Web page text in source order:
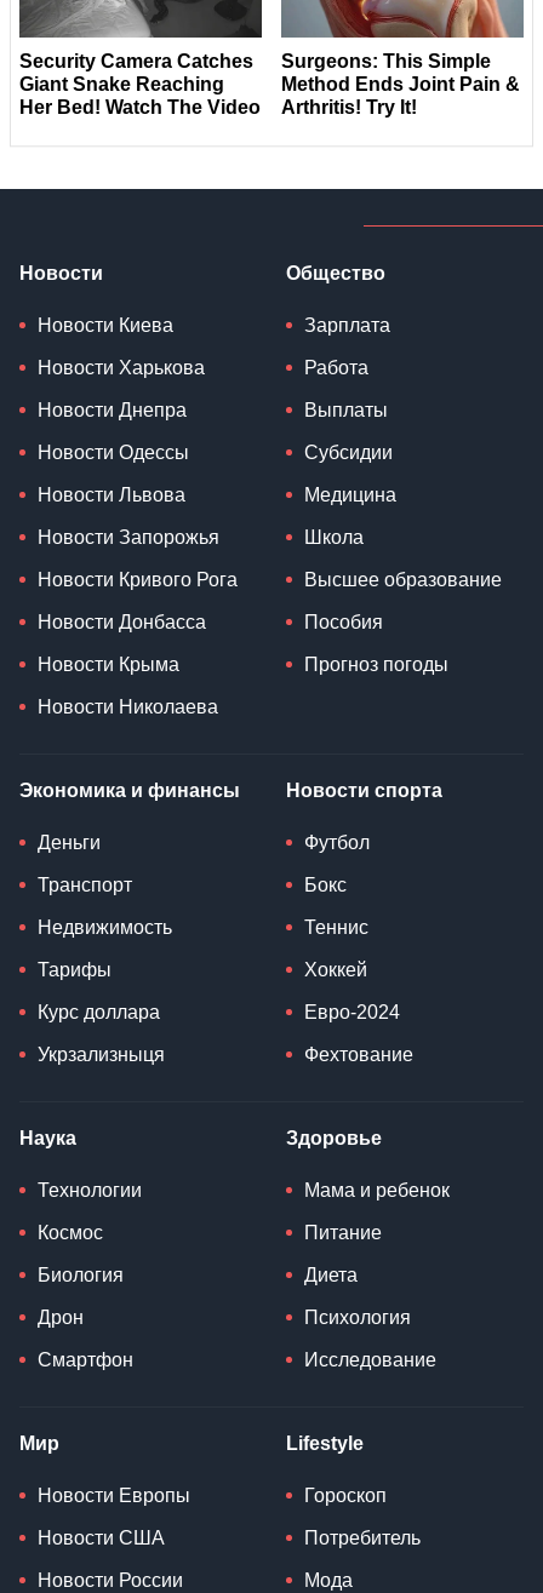
Новости
Новости Киева
Новости Харькова
Новости Днепра
Новости Одессы
Новости Львова
Новости Запорожья
Новости Кривого Рога
Новости Донбасса
Новости Крыма
Новости Николаева
Общество
Зарплата
Работа
Выплаты
Субсидии
Медицина
Школа
Высшее образование
Пособия
Прогноз погоды
Экономика и финансы
Деньги
Транспорт
Недвижимость
Тарифы
Курс доллара
Укрзализныця
Новости спорта
Футбол
Бокс
Теннис
Хоккей
Евро-2024
Фехтование
Наука
Технологии
Космос
Биология
Дрон
Смартфон
Здоровье
Мама и ребенок
Питание
Диета
Психология
Исследование
Мир
Новости Европы
Новости США
Новости России
Lifestyle
Гороскоп
Потребитель
Мода